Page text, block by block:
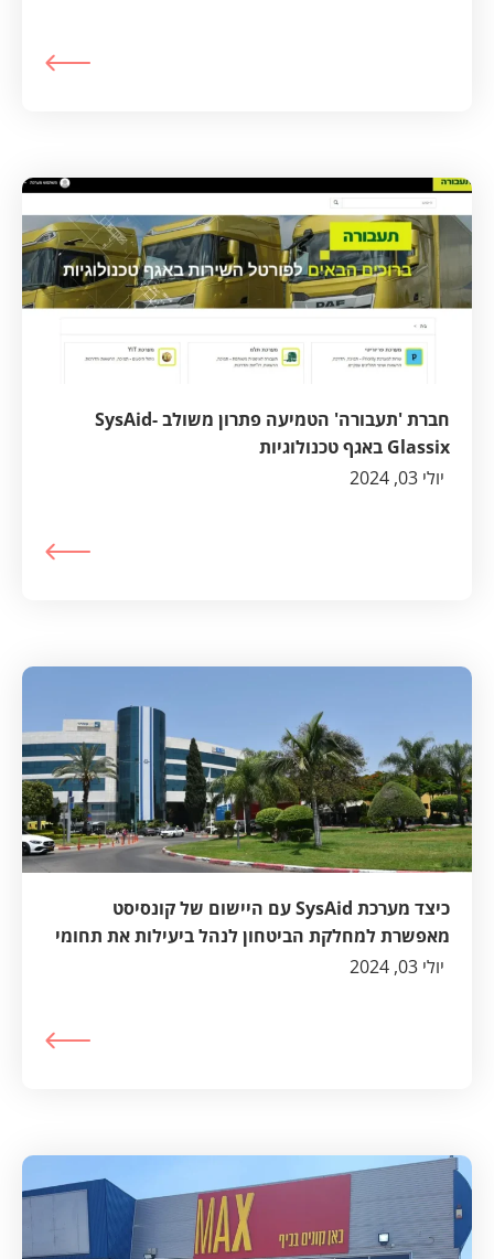
חברת 'תעבורה' הטמיעה פתרון משולב SysAid-
Glassix באגף טכנולוגיות
יולי 03, 2024
כיצד מערכת SysAid עם היישום של קונסיסט
מאפשרת למחלקת הביטחון לנהל ביעילות את תחומי
האבטחה במרכז הרפואי "שמיר" (אסף הרופא)
יולי 03, 2024